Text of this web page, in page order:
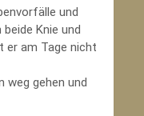
und
Knie und
er am Tage nicht
weg gehen und